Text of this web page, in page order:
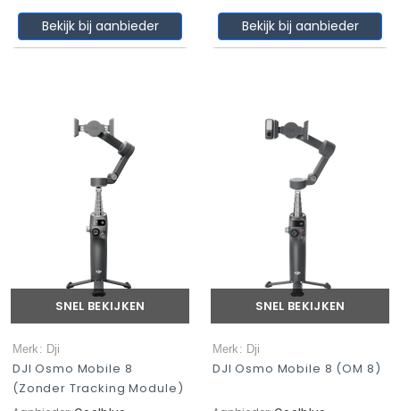
Bekijk bij aanbieder Bekijk bij aanbieder
SNEL BEKIJKEN
Merk: Dji
DJI Osmo Mobile 8
(zonder Tracking Module)
SNEL BEKIJKEN
Merk: Dji
DJI Osmo Mobile 8 (OM 8)